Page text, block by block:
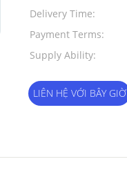
Delivery Time:
Payment Terms:
Supply Ability:
LIÊN HỆ VỚI BÂY GIỜ